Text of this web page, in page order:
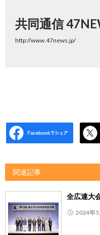
共同通信
http://www.47news.jp/
関連記事
全広連大
2024年5